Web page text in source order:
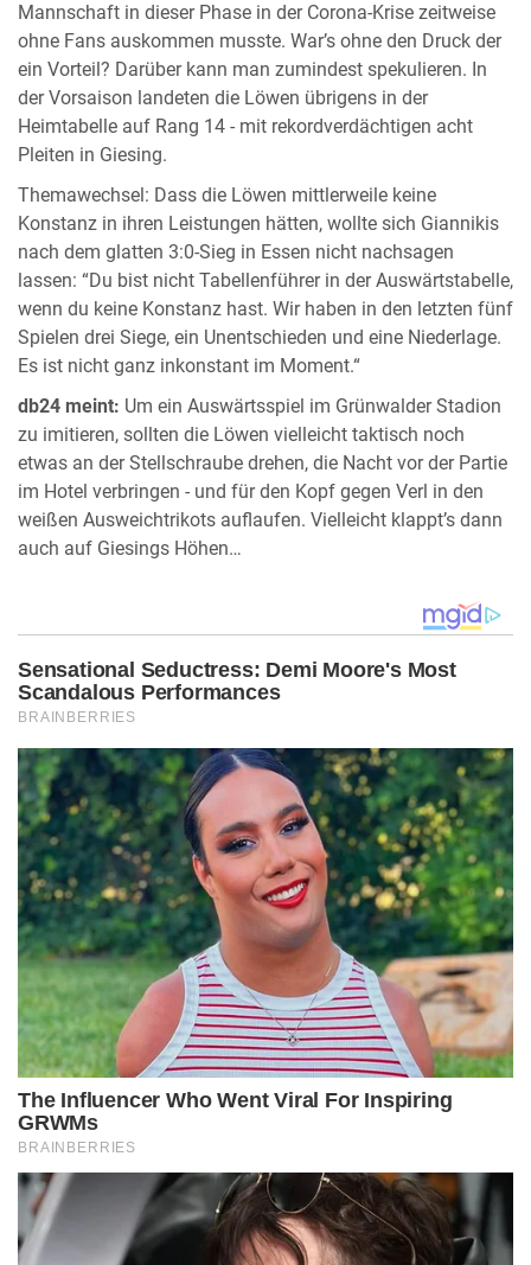
Mannschaft in dieser Phase in der Corona-Krise zeitweise
ohne Fans auskommen musste. War’s ohne den Druck der
ein Vorteil? Darüber kann man zumindest spekulieren. In
der Vorsaison landeten die Löwen übrigens in der
Heimtabelle auf Rang 14 - mit rekordverdächtigen acht
Pleiten in Giesing.
Themawechsel: Dass die Löwen mittlerweile keine
Konstanz in ihren Leistungen hätten, wollte sich Giannikis
nach dem glatten 3:0-Sieg in Essen nicht nachsagen
lassen: “Du bist nicht Tabellenführer in der Auswärtstabelle,
wenn du keine Konstanz hast. Wir haben in den letzten fünf
Spielen drei Siege, ein Unentschieden und eine Niederlage.
Es ist nicht ganz inkonstant im Moment.“
db24 meint: Um ein Auswärtsspiel im Grünwalder Stadion
zu imitieren, sollten die Löwen vielleicht taktisch noch
etwas an der Stellschraube drehen, die Nacht vor der Partie
im Hotel verbringen - und für den Kopf gegen Verl in den
weißen Ausweichtrikots auflaufen. Vielleicht klappt’s dann
auch auf Giesings Höhen…